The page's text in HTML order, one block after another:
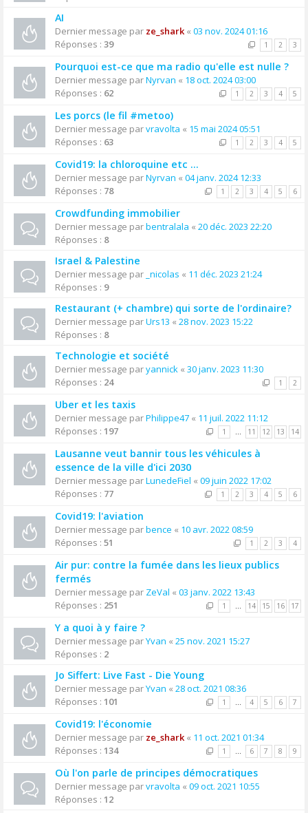
AI
Dernier message par ze_shark« 03 nov. 2024 01:16
Réponses : 39 1 2 3
Pourquoi est-ce que ma radio qu'elle est nulle ?
Dernier message parNyrvan « 18 oct. 2024 03:00
Réponses : 62 1 2 3 4 5
Les porcs (le fil #metoo)
Dernier message parvravolta « 15 mai 2024 05:51
Réponses : 63 1 2 3 4 5
Covid19: la chloroquine etc ...
Dernier message parNyrvan « 04 janv. 2024 12:33
Réponses : 78 1 2 3 4 5 6
Crowdfunding immobilier
Dernier message parbentralala « 20 déc. 2023 22:20
Réponses : 8
Israel & Palestine
Dernier message par _nicolas « 11 déc. 2023 21:24
Réponses : 9
Restaurant (+ chambre) qui sorte de l'ordinaire?
Dernier message parUrs13 « 28 nov. 2023 15:22
Réponses : 8
Technologie et société
Dernier message paryannick « 30 janv. 2023 11:30
Réponses : 24 1 2
Uber et les taxis
Dernier message parPhilippe47 « 11 juil. 2022 11:12
Réponses : 197 1 … 11 12 13 14
Lausanne veut bannir tous les véhicules à
essence de la ville d'ici 2030
Dernier message parLunedeFiel « 09 juin 2022 17:02
Réponses : 77 1 2 3 4 5 6
Covid19: l'aviation
Dernier message parbence « 10 avr. 2022 08:59
Réponses : 51 1 2 3 4
Air pur: contre la fumée dans les lieux publics
fermés
Dernier message par ZeVal « 03 janv. 2022 13:43
Réponses : 251 1 … 14 15 16 17
Y a quoi à y faire ?
Dernier message parYvan « 25 nov. 2021 15:27
Réponses : 2
Jo Siffert: Live Fast - Die Young
Dernier message parYvan « 28 oct. 2021 08:36
Réponses : 101 1 … 4 5 6 7
Covid19: l'économie
Dernier message par ze_shark« 11 oct. 2021 01:34
Réponses : 134 1 … 6 7 8 9
Où l'on parle de principes démocratiques
Dernier message parvravolta « 09 oct. 2021 10:55
Réponses : 12